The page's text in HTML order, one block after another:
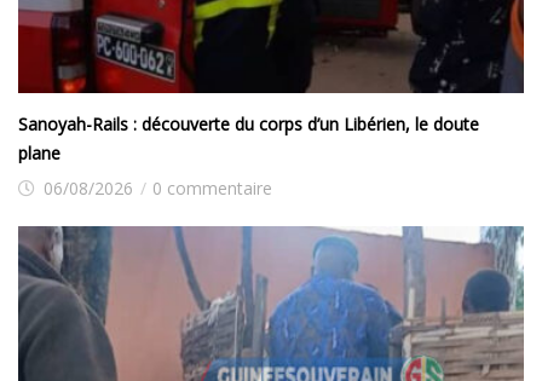
Sanoyah-Rails : découverte du corps d’un Libérien, le doute
plane
06/08/2026 / 0 commentaire